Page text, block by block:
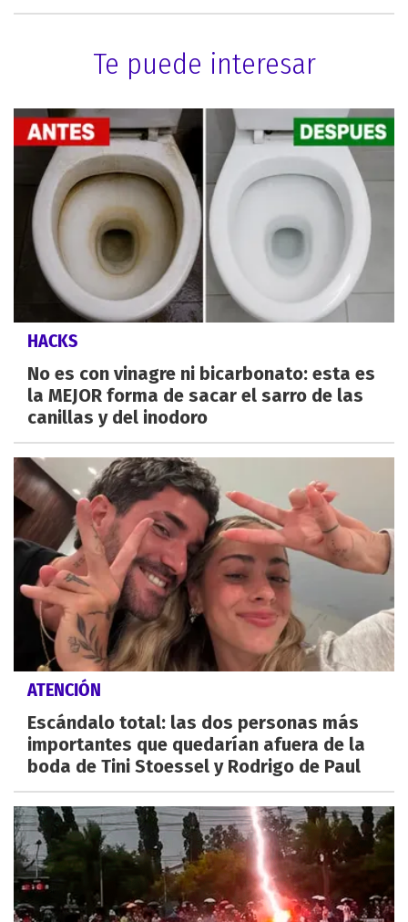
Te puede interesar
HACKS
No es con vinagre ni bicarbonato: esta es
la MEJOR forma de sacar el sarro de las
canillas y del inodoro
ATENCIÓN
Escándalo total: las dos personas más
importantes que quedarían afuera de la
boda de Tini Stoessel y Rodrigo de Paul